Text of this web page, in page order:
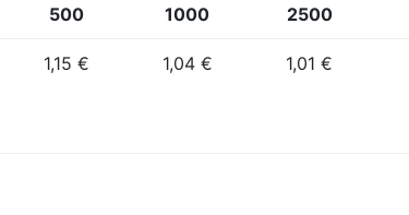
500 1000 2500
1,15 € 1,04 € 1,01 €